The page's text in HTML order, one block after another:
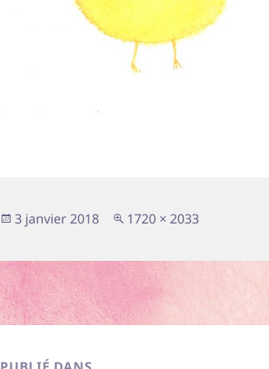
Publié
3 janvier 2018
Taille
1720 × 2033